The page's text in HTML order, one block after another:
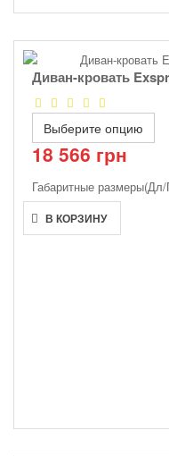
Диван-кровать
Выберите опцию
18 566 грн
Габаритные
В КОРЗИНУ